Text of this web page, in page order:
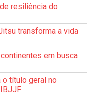
resiliência do
transforma a vida
continentes em busca
o título geral no